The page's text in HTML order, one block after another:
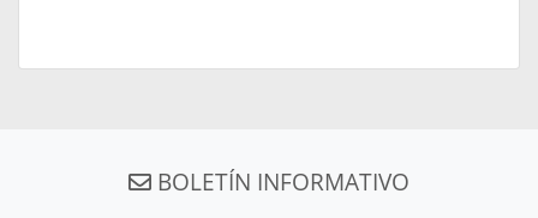
BOLETÍN INFORMATIVO